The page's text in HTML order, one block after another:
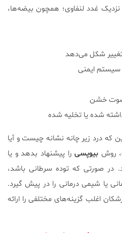
غدد لنفاوی؛ همچون بیضه‌ها،
شکل می‌دهد
سیستم ایمنی
صوت خشن
شده یا تخلیه شده
درد زیر چانه نشانه چیست و آیا
روش بیوپسیرا پیشنهاد بدهد و یا
در صورتی که توده سرطانی باشد،
یا شیمی درمانی را در پیش گیرد.
اغلب گزینه‌های مختلفی را ارائه